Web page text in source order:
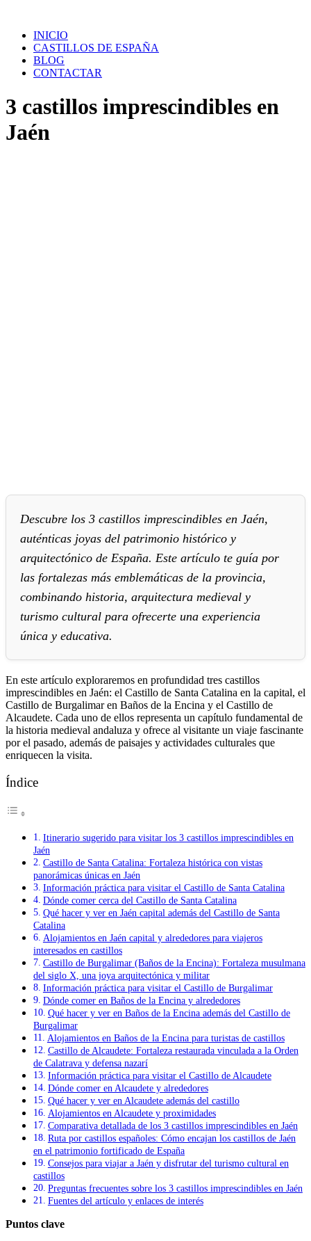
contenidoINICIO
CASTILLOS DE ESPAÑA
BLOG
CONTACTAR
3 castillos imprescindibles en
Jaén
Descubre los 3 castillos imprescindibles en Jaén,
auténticas joyas del patrimonio histórico y
arquitectónico de España. Este artículo te guía por
las fortalezas más emblemáticas de la provincia,
combinando historia, arquitectura medieval y
turismo cultural para ofrecerte una experiencia
única y educativa.
En este artículo exploraremos en profundidad tres castillos
imprescindibles en Jaén: el Castillo de Santa Catalina en la capital, el
Castillo de Burgalimar en Baños de la Encina y el Castillo de
Alcaudete. Cada uno de ellos representa un capítulo fundamental de
la historia medieval andaluza y ofrece al visitante un viaje fascinante
por el pasado, además de paisajes y actividades culturales que
enriquecen la visita.
Índice
Itinerario sugerido para visitar los 3 castillos imprescindibles en
Jaén
Castillo de Santa Catalina: Fortaleza histórica con vistas
panorámicas únicas en Jaén
Información práctica para visitar el Castillo de Santa Catalina
Dónde comer cerca del Castillo de Santa Catalina
Qué hacer y ver en Jaén capital además del Castillo de Santa
Catalina
Alojamientos en Jaén capital y alrededores para viajeros
interesados en castillos
Castillo de Burgalimar (Baños de la Encina): Fortaleza musulmana
del siglo X, una joya arquitectónica y militar
Información práctica para visitar el Castillo de Burgalimar
Dónde comer en Baños de la Encina y alrededores
Qué hacer y ver en Baños de la Encina además del Castillo de
Burgalimar
Alojamientos en Baños de la Encina para turistas de castillos
Castillo de Alcaudete: Fortaleza restaurada vinculada a la Orden
de Calatrava y defensa nazarí
Información práctica para visitar el Castillo de Alcaudete
Dónde comer en Alcaudete y alrededores
Qué hacer y ver en Alcaudete además del castillo
Alojamientos en Alcaudete y proximidades
Comparativa detallada de los 3 castillos imprescindibles en Jaén
Ruta por castillos españoles: Cómo encajan los castillos de Jaén
en el patrimonio fortificado de España
Consejos para viajar a Jaén y disfrutar del turismo cultural en
castillos
Preguntas frecuentes sobre los 3 castillos imprescindibles en Jaén
Fuentes del artículo y enlaces de interés
Puntos clave